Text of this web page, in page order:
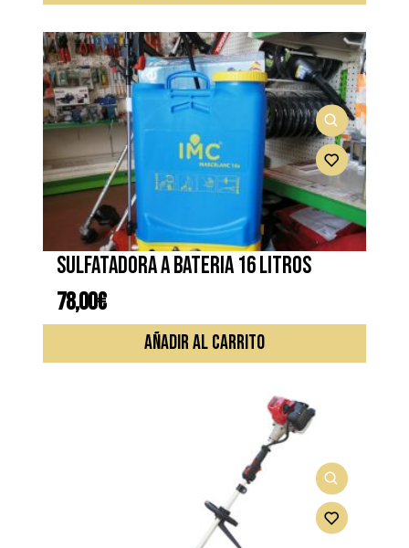
Las
se
pueden
elegir
en
la
página
de
Sulfatadora a bateria 16 litros
78,00€
AÑADIR AL CARRITO